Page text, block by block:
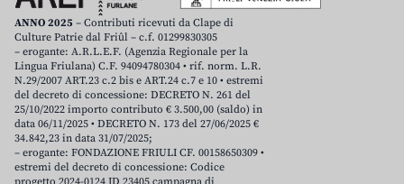
ANNO 2025 – Contributi ricevuti da Clape di
Culture Patrie dal Friûl – c.f. 01299830305
– erogante: A.R.L.E.F. (Agenzia Regionale per la
Lingua Friulana) C.F. 94094780304 • rif. norm. L.R.
N.29/2007 ART.23 c.2 bis e ART.24 c.7 e 10 • estremi
del decreto di concessione: DECRETO N. 261 del
25/10/2022 importo contributo € 3.500,00 (saldo) in
data 06/11/2025 • DECRETO N. 173 del 27/06/2025 €
34.842,23 in data 31/07/2025;
– erogante: FONDAZIONE FRIULI CF. 00158650309 •
estremi del decreto di concessione: Codice